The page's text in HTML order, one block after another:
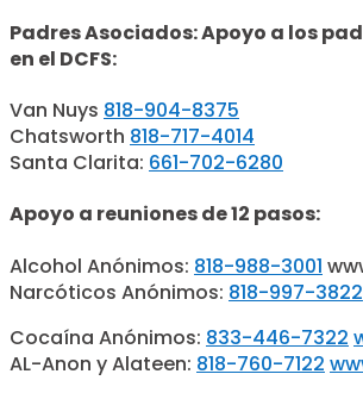
Padres Asociados: Apoyo a los
en el DCFS:
Van Nuys 818-904-8375
Chatsworth 818-717-4014
Santa Clarita: 661-702-6280
Apoyo a reuniones de 12 pasos:
Alcohol Anónimos: 818-988-3001
Narcóticos Anónimos: 818-997-3822
Cocaína Anónimos: 833-446-7322
AL-Anon y Alateen: 818-760-7122